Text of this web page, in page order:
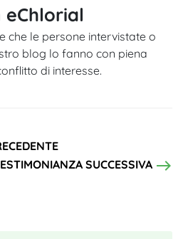
che le persone intervistate o
blog lo fanno con piena
di interesse.
SUCCESSIVA east